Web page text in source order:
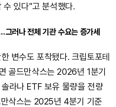
수 있다"고 분석했다.
러나 전체 기관 수요는 증가세
변수도 포착됐다. 크립토포테
골드만삭스는 2026년 1분기
라나 ETF 보유 물량을 전량
삭스는 2025년 4분기 기준